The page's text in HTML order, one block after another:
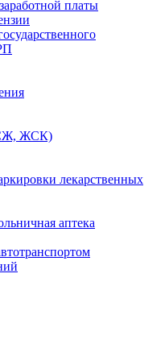
платы
ЖСК)
лекарственных
аптека